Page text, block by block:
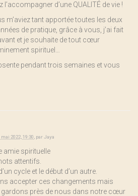
d’une QUALITÉ de vie !
m’aviez tant apportée toutes les deux
de pratique, grâce à vous, j’ai fait
et je souhaite de tout cœur
spirituel…
pendant trois semaines et vous
mai 2022, 19:30 parJaya
amie spirituelle
attentifs.
cycle et le début d’un autre.
accepter ces changements mais
près de nous dans notre cœur